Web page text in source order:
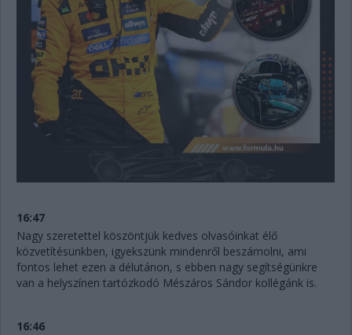
16:47
Nagy szeretettel köszöntjük kedves olvasóinkat élő
közvetítésünkben, igyekszünk mindenről beszámolni, ami
fontos lehet ezen a délutánon, s ebben nagy segítségünkre
van a helyszínen tartózkodó Mészáros Sándor kollégánk is.
16:46